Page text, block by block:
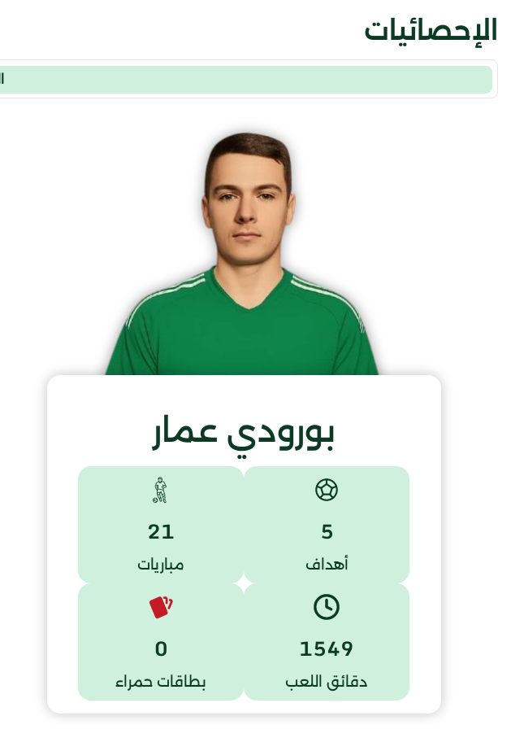
الإحصائيات
بورودي عمار
5
أهداف
21
مباريات
1549
دقائق اللعب
0
بطاقات حمراء